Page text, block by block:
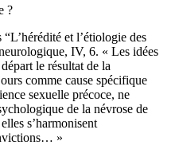
?
et l’étiologie des
IV, 6. « Les idées
le résultat de la
comme cause spécifique
sexuelle précoce, ne
de la névrose de
s’harmonisent
»